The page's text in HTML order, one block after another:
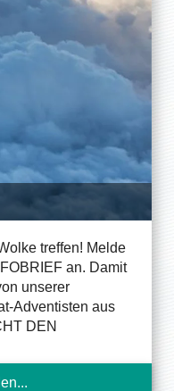
treffen! Melde
an. Damit
unserer
Adventisten aus
DEN